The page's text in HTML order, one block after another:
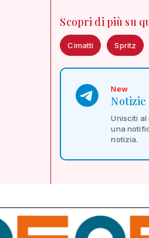
Scopri di più su
Cimatti Spritz
New
Unisciti
una
notizia.